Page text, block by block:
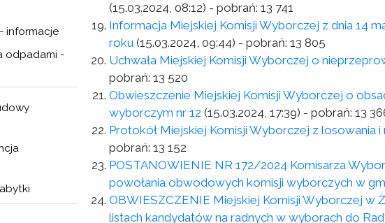
informacje
odpadami -
(15.03.2024, 08:12) - pobrań: 13 741
Informacja Miejskiej Komisji Wyborczej z dnia 14
roku (15.03.2024, 09:44) - pobrań: 13 805
Uchwała Miejskiej Komisji Wyborczej o
pobrań: 13 520
Obwieszczenie Miejskiej Komisji Wyborczej o
wyborczym nr 12 (15.03.2024, 17:39) - pobrań: 13
Protokół Miejskiej Komisji Wyborczej z losowania
pobrań: 13 152
POSTANOWIENIE NR 172/2024 Komisarza
powołania obwodowych komisji wyborczych w
OBWIESZCZENIE Miejskiej Komisji Wyborczej w
listach kandydatów na radnych w wyborach do